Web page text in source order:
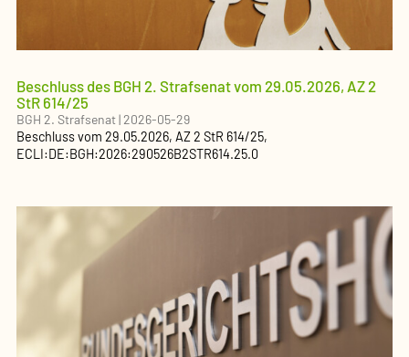
Beschluss des BGH 2. Strafsenat vom 29.05.2026, AZ 2
StR 614/25
BGH 2. Strafsenat|2026-05-29
Beschlussvom 29.05.2026, AZ2 StR 614/25,
ECLI:DE:BGH:2026:290526B2STR614.25.0